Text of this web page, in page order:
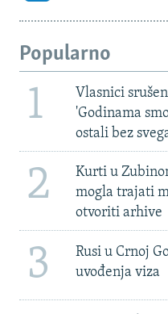
Popularno
1
Vlasnici
'Godinama
ostali bez
2
Kurti u
mogla trajati
otvoriti arhive
3
Rusi u Crnoj
uvođenja viza